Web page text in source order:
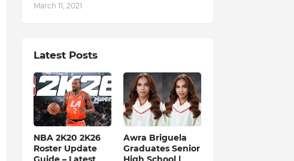
March 11, 2021
Latest Posts
NBA 2K20 2K26
Roster Update
Awra Briguela
Graduates Senior